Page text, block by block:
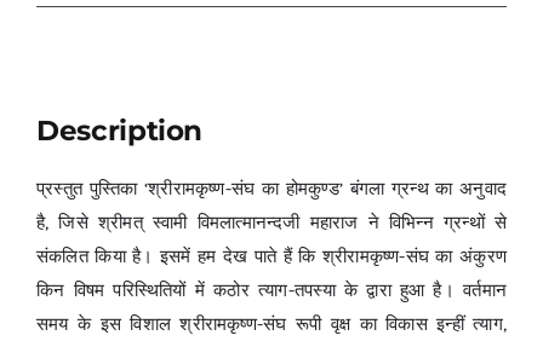
Description
प्रस्तुत पुस्तिका ‘श्रीरामकृष्ण-संघ का होमकुण्ड’ बंगला ग्रन्थ का अनुवाद
है, जिसे श्रीमत् स्वामी विमलात्मानन्दजी महाराज ने विभिन्न ग्रन्थों से
संकलित किया है। इसमें हम देख पाते हैं कि श्रीरामकृष्ण-संघ का अंकुरण
किन विषम परिस्थितियों में कठोर त्याग-तपस्या के द्वारा हुआ है। वर्तमान
समय के इस विशाल श्रीरामकृष्ण-संघ रूपी वृक्ष का विकास इन्हीं त्याग,